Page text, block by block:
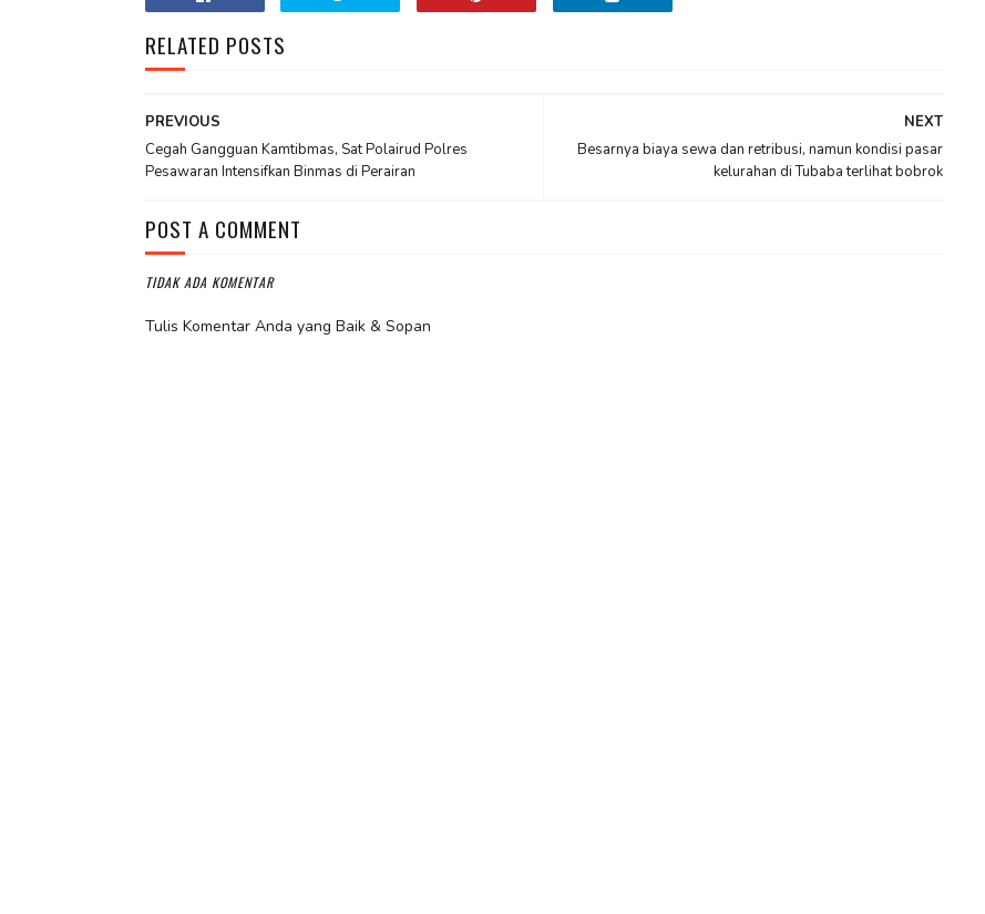
RELATED POSTS
NEXT
Besarnya biaya sewa dan retribusi, namun kondisi pasar
kelurahan di Tubaba terlihat bobrok
PREVIOUS
Cegah Gangguan Kamtibmas, Sat Polairud Polres
Pesawaran Intensifkan Binmas di Perairan
POST A COMMENT
TIDAK ADA KOMENTAR
Tulis Komentar Anda yang Baik & Sopan